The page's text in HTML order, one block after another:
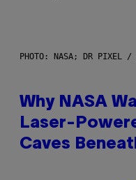
PHOTO: NASA; DR PIXEL /
Why NASA
Laser-
Caves